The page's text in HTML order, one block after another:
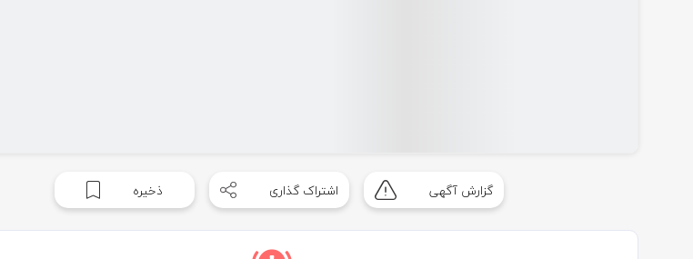
گزارش آگهی اشتراک گذاری ذخیره